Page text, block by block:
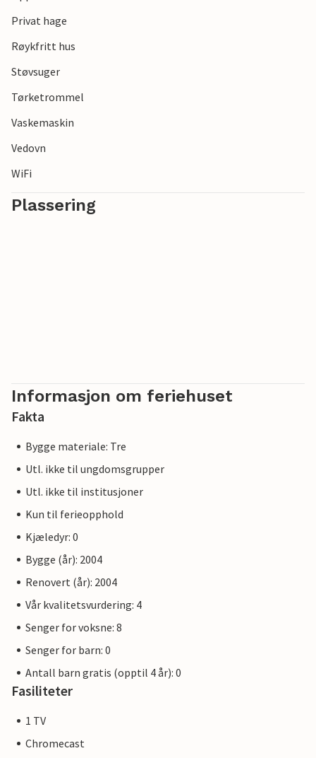
Privat hage
Røykfritt hus
Støvsuger
Tørketrommel
Vaskemaskin
Vedovn
WiFi
Plassering
Informasjon om feriehuset
Fakta
Bygge materiale: Tre
Utl. ikke til ungdomsgrupper
Utl. ikke til institusjoner
Kun til ferieopphold
Kjæledyr: 0
Bygge (år): 2004
Renovert (år): 2004
Vår kvalitetsvurdering: 4
Senger for voksne: 8
Senger for barn: 0
Antall barn gratis (opptil 4 år): 0
Fasiliteter
1 TV
Chromecast